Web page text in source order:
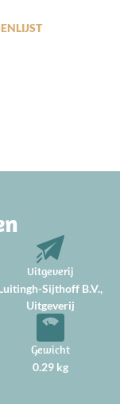
Uitgeverij
Sijthoff B.V.,
Uitgeverij
Gewicht
0.29 kg